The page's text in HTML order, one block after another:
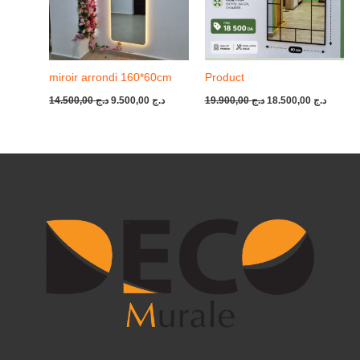
miroir arrondi 160*60cm
د.ج14.500,00 د.ج
Product
د.ج19.900,00 د.ج 18.500,00